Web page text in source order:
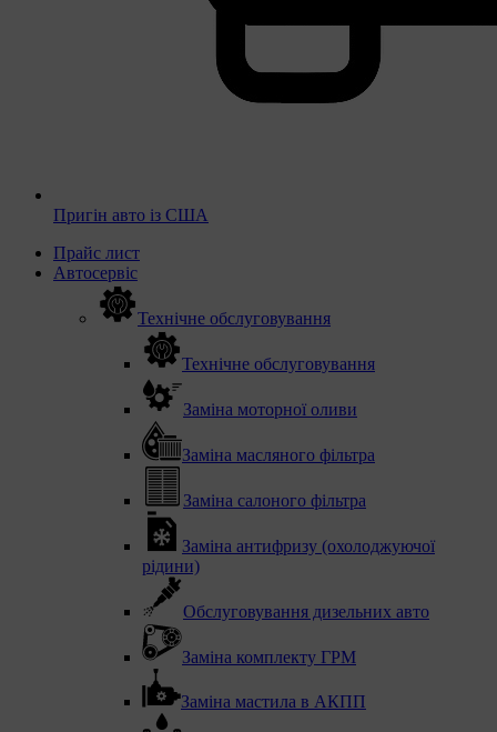
Пригін авто із США
Прайс лист
Автосервіс
Технічне обслуговування
Технічне обслуговування
Заміна моторної оливи
Заміна масляного фільтра
Заміна салоного фільтра
Заміна антифризу (охолоджуючої
рідини)
Обслуговування дизельних авто
Заміна комплекту ГРМ
Заміна мастила в АКПП